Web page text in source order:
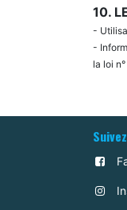
10.
-
-
la loi